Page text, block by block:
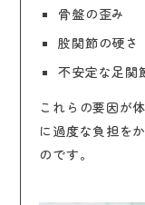
骨盤の歪み
股関節の硬さ
不安定な足関
これらの要因が
に過度な負担を
のです。